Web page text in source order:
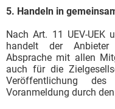
5. Handeln in
Nach Art. 11 UEV-UEK
handelt der Anbieter
Absprache mit allen
auch für die
Veröffentlichung
Voranmeldung durch